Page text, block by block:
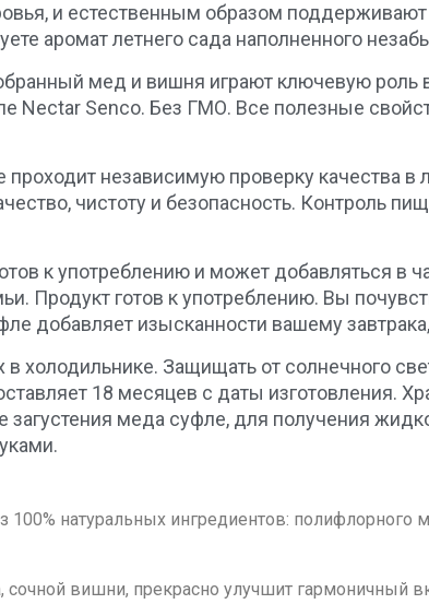
и естественным образом
аромат летнего сада наполненного
мед и вишня играют ключевую роль
Nectar Senco. Без ГМО. Все полезные
независимую проверку качества в
чистоту и безопасность. Контроль
к употреблению и может добавляться в
Продукт готов к употреблению. Вы
добавляет изысканности вашему
холодильнике. Защищать от солнечного
18 месяцев с даты изготовления.
загустения меда суфле, для получения
натуральных ингредиентов: полифлорного
сочной вишни, прекрасно улучшит гармоничный